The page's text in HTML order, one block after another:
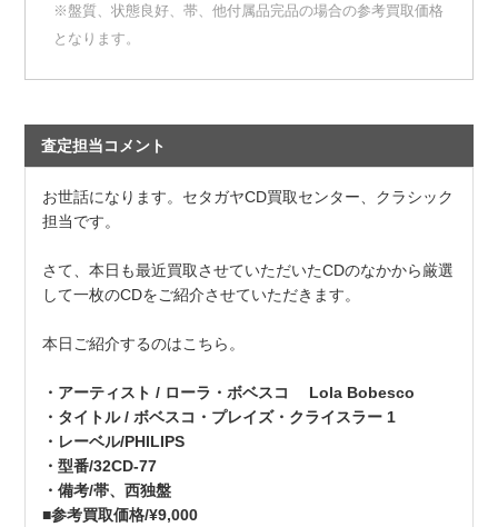
※盤質、状態良好、帯、他付属品完品の場合の参考買取価格
となります。
査定担当コメント
お世話になります。セタガヤCD買取センター、クラシック
担当です。
さて、本日も最近買取させていただいたCDのなかから厳選
して一枚のCDをご紹介させていただきます。
本日ご紹介するのはこちら。
・アーティスト / ローラ・ボベスコ Lola Bobesco
・タイトル / ボベスコ・プレイズ・クライスラー 1
・レーベル/PHILIPS
・型番/32CD-77
・備考/帯、西独盤
■参考買取価格/¥9,000